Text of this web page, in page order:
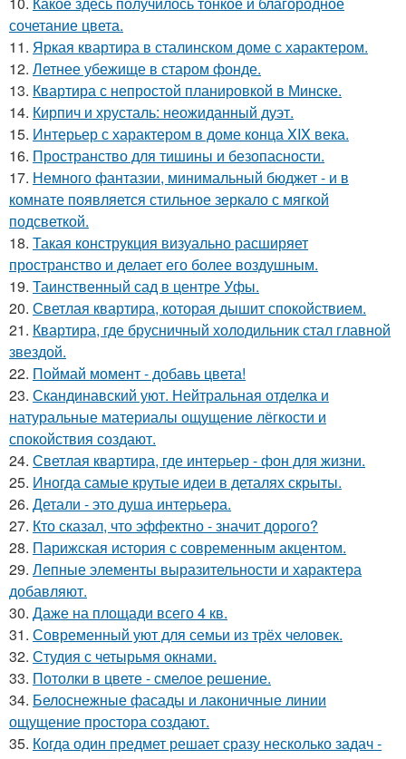
сочетание цвета.
11. Яркая квартира в сталинском доме с характером.
12. Летнее убежище в старом фонде.
13. Квартира с непростой планировкой в Минске.
14. Кирпич и хрусталь: неожиданный дуэт.
15. Интерьер с характером в доме конца XIX века.
16. Пространство для тишины и безопасности.
17. Немного фантазии, минимальный бюджет - и в
комнате появляется стильное зеркало с мягкой
подсветкой.
18. Такая конструкция визуально расширяет
пространство и делает его более воздушным.
19. Таинственный сад в центре Уфы.
20. Светлая квартира, которая дышит спокойствием.
21. Квартира, где брусничный холодильник стал главной
звездой.
22. Поймай момент - добавь цвета!
23. Скандинавский уют. Нейтральная отделка и
натуральные материалы ощущение лёгкости и
спокойствия создают.
24. Светлая квартира, где интерьер - фон для жизни.
25. Иногда самые крутые идеи в деталях скрыты.
26. Детали - это душа интерьера.
27. Кто сказал, что эффектно - значит дорого?
28. Парижская история с современным акцентом.
29. Лепные элементы выразительности и характера
добавляют.
30. Даже на площади всего 4 кв.
31. Современный уют для семьи из трёх человек.
32. Студия с четырьмя окнами.
33. Потолки в цвете - смелое решение.
34. Белоснежные фасады и лаконичные линии
ощущение простора создают.
35. Когда один предмет решает сразу несколько задач -